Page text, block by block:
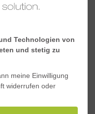
40
1,5Technologien von
und stetig zu
meine Einwilligung
widerrufen oder